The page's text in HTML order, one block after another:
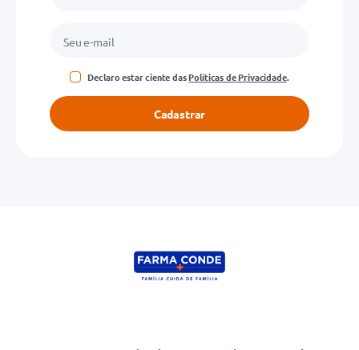
Declaro estar ciente dasPolíticas de Privacidade.
Cadastrar